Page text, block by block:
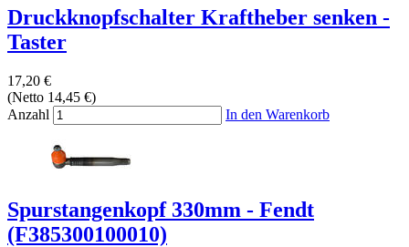
Druckknopfschalter Kraftheber senken -
Taster
17,20 €
(Netto 14,45 €)
Anzahl
In den Warenkorb
Spurstangenkopf 330mm - Fendt
(F385300100010)